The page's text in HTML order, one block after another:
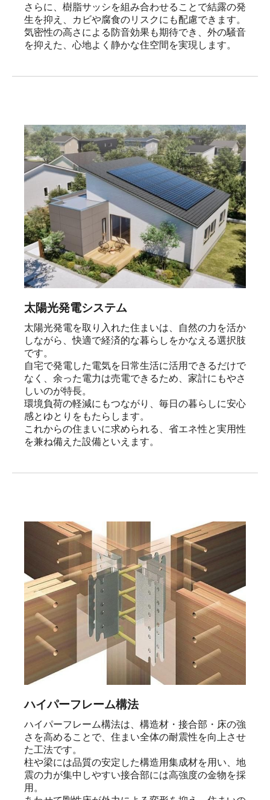
さらに、樹脂サッシを組み合わせることで結露の発
生を抑え、カビや腐食のリスクにも配慮できます。
気密性の高さによる防音効果も期待でき、外の騒音
を抑えた、心地よく静かな住空間を実現します。
太陽光発電システム
太陽光発電を取り入れた住まいは、自然の力を活か
しながら、快適で経済的な暮らしをかなえる選択肢
です。
自宅で発電した電気を日常生活に活用できるだけで
なく、余った電力は売電できるため、家計にもやさ
しいのが特長。
環境負荷の軽減にもつながり、毎日の暮らしに安心
感とゆとりをもたらします。
これからの住まいに求められる、省エネ性と実用性
を兼ね備えた設備といえます。
ハイパーフレーム構法
ハイパーフレーム構法は、構造材・接合部・床の強
さを高めることで、住まい全体の耐震性を向上させ
た工法です。
柱や梁には品質の安定した構造用集成材を用い、地
震の力が集中しやすい接合部には高強度の金物を採
用。